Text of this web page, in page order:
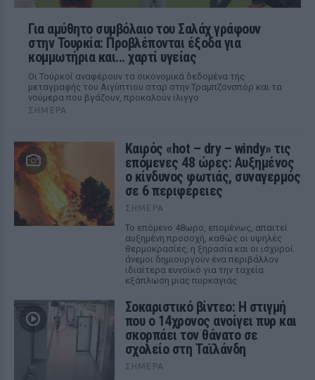
Για αμύθητο συμβόλαιο του Σαλάχ γράφουν
στην Τουρκία: Προβλέπονται έξοδα για
κομμωτήρια και... χαρτί υγείας
Οι Τούρκοί αναφέρουν τα οικονομικά δεδομένα της
μεταγραφής του Αιγύπτιου σταρ στην Τραμπζονσπόρ και τα
νούμερα που βγάζουν, προκαλούν ίλιγγο
ΣΉΜΕΡΑ
Καιρός «hot – dry – windy» τις
επόμενες 48 ώρες: Αυξημένος
ο κίνδυνος φωτιάς, συναγερμός
σε 6 περιφέρειες
ΣΉΜΕΡΑ
Το επόμενο 48ωρο, επομένως, απαιτεί
αυξημένη προσοχή, καθώς οι υψηλές
θερμοκρασίες, η ξηρασία και οι ισχυροί
άνεμοι δημιουργούν ένα περιβάλλον
ιδιαίτερα ευνοϊκό για την ταχεία
εξάπλωση μιας πυρκαγιάς
Σοκαριστικό βίντεο: Η στιγμή
που ο 14χρονος ανοίγει πυρ και
σκορπάει τον θάνατο σε
σχολείο στη Ταϊλάνδη
ΣΉΜΕΡΑ